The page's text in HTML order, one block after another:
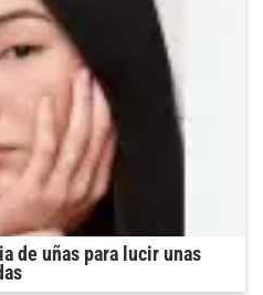
de uñas para lucir unas